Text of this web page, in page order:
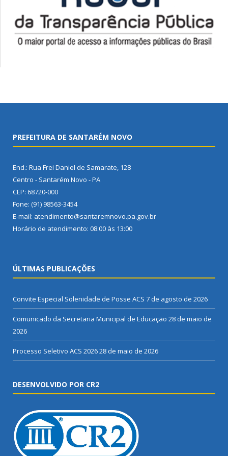
PREFEITURA DE SANTARÉM NOVO
End.: Rua Frei Daniel de Samarate, 128
Centro - Santarém Novo - PA
CEP: 68720-000
Fone: (91) 98563-3454
E-mail: atendimento@santaremnovo.pa.gov.br
Horário de atendimento: 08:00 às 13:00
ÚLTIMAS PUBLICAÇÕES
Convite Especial Solenidade de Posse ACS 7 de agosto de 2026
Comunicado da Secretaria Municipal de Educação 28 de maio de
2026
Processo Seletivo ACS 202628 de maio de 2026
DESENVOLVIDO POR CR2